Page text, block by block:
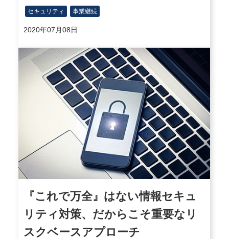
セキュリティ 事業継続
2020年07月08日
『これで万全』はない情報セキュ
リティ対策、だからこそ重要なリ
スクベースアプローチ